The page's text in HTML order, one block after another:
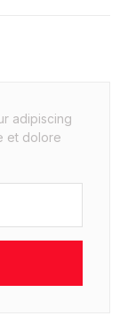
adipiscing
et dolore